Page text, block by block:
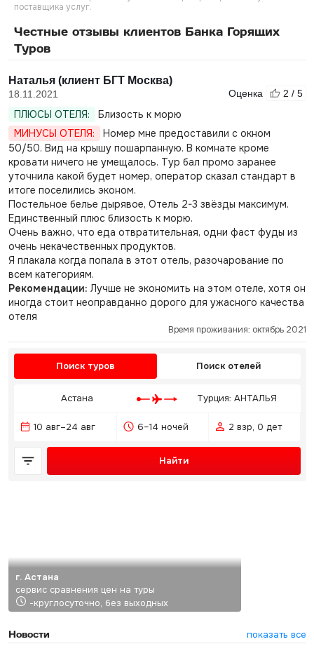
поставщика услуг.
Честные отзывы клиентов Банка Горящих
Туров
Наталья (клиент БГТ Москва)
18.11.2021 Оценка 2 / 5
ПЛЮСЫ ОТЕЛЯ:
Близость к морю
МИНУСЫ ОТЕЛЯ:
Номер мне предоставили с окном
50/50. Вид на крышу пошарпанную. В комнате кроме
кровати ничего не умещалось. Тур бал промо заранее
уточнила какой будет номер, оператор сказал стандарт в
итоге поселились эконом.
Постельное белье дырявое, Отель 2-3 звёзды максимум.
Единственный плюс близость к морю.
Очень важно, что еда отвратительная, одни фаст фуды из
очень некачественных продуктов.
Я плакала когда попала в этот отель, разочарование по
всем категориям.
Рекомендации: Лучше не экономить на этом отеле, хотя он
иногда стоит неоправданно дорого для ужасного качества
отеля
Время проживания: октябрь 2021
Поиск туров Поиск отелей
Астана Турция: АНТАЛЬЯ
10 авг–24 авг 6–14 ночей 2 взр, 0 дет
Найти
г. Астана
сервис сравнения цен на туры
-круглосуточно, без выходных
Новости
показать все